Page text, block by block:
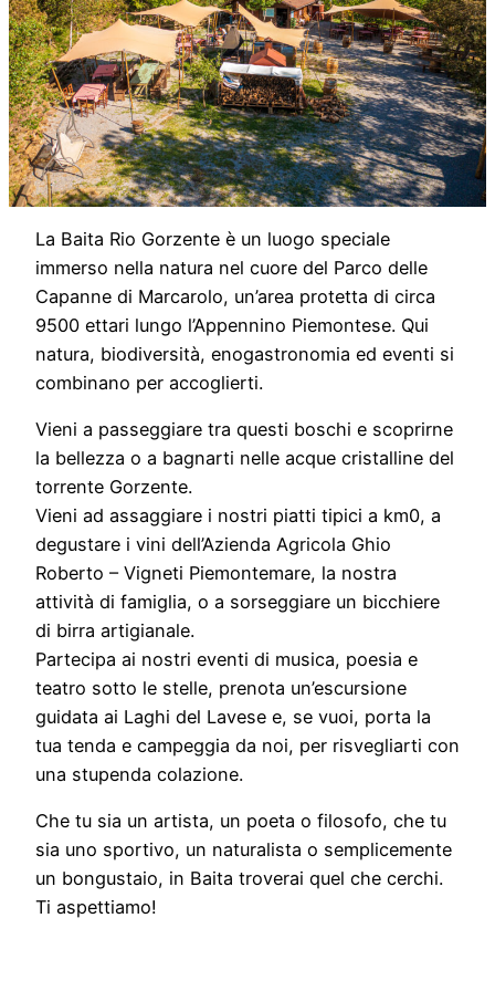
La Baita Rio Gorzente è un luogo speciale
immerso nella natura nel cuore del Parco delle
Capanne di Marcarolo, un’area protetta di circa
9500 ettari lungo l’Appennino Piemontese. Qui
natura, biodiversità, enogastronomia ed eventi si
combinano per accoglierti.
Vieni a passeggiare tra questi boschi e scoprirne
la bellezza o a bagnarti nelle acque cristalline del
torrente Gorzente.
Vieni ad assaggiare i nostri piatti tipici a km0, a
degustare i vini dell’Azienda Agricola Ghio
Roberto – Vigneti Piemontemare, la nostra
attività di famiglia, o a sorseggiare un bicchiere
di birra artigianale.
Partecipa ai nostri eventi di musica, poesia e
teatro sotto le stelle, prenota un’escursione
guidata ai Laghi del Lavese e, se vuoi, porta la
tua tenda e campeggia da noi, per risvegliarti con
una stupenda colazione.
Che tu sia un artista, un poeta o filosofo, che tu
sia uno sportivo, un naturalista o semplicemente
un bongustaio, in Baita troverai quel che cerchi.
Ti aspettiamo!